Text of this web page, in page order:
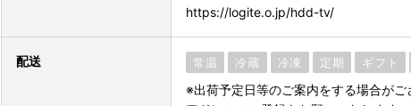
https://logite.o.jp/hdd-tv/
配送 常温 冷蔵 冷凍 定期 ギフト
※出荷予定日等のご案内をする場合が